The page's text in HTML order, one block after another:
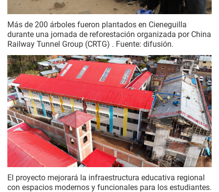
Más de 200 árboles fueron plantados en Cieneguilla
durante una jornada de reforestación organizada por China
Railway Tunnel Group (CRTG) . Fuente: difusión.
El proyecto mejorará la infraestructura educativa regional
con espacios modernos y funcionales para los estudiantes.